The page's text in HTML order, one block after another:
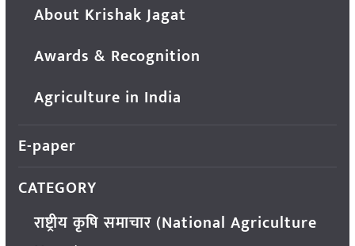
About Krishak Jagat
Awards & Recognition
Agriculture in India
E-paper
CATEGORY
राष्ट्रीय कृषि समाचार (National Agriculture